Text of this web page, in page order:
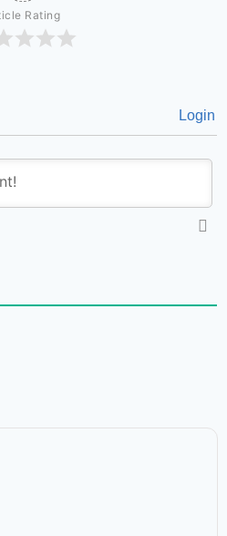
Rating
Login